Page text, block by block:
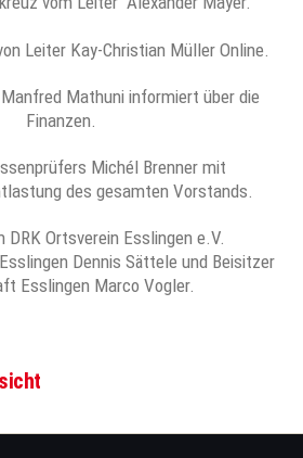
Leiter Kay-Christian Müller Online.
Mathuni informiert über die
Finanzen.
Michél Brenner mit
des gesamten Vorstands.
DRK Ortsverein Esslingen e.V.
Dennis Sättele und Beisitzer
Esslingen Marco Vogler.